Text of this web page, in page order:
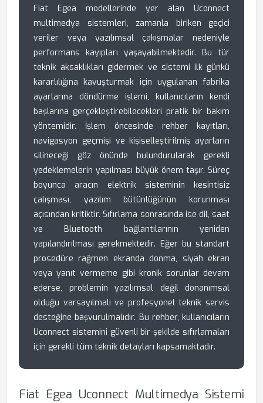
Fiat Egea modellerinde yer alan Uconnect
multimedya sistemleri, zamanla biriken geçici
veriler veya yazılımsal çakışmalar nedeniyle
performans kayıpları yaşayabilmektedir. Bu tür
teknik aksaklıkları gidermek ve sistemi ilk günkü
kararlılığına kavuşturmak için uygulanan fabrika
ayarlarına döndürme işlemi, kullanıcıların kendi
başlarına gerçekleştirebilecekleri pratik bir bakım
yöntemidir. İşlem öncesinde rehber kayıtları,
navigasyon geçmişi ve kişiselleştirilmiş ayarların
silineceği göz önünde bulundurularak gerekli
yedeklemelerin yapılması büyük önem taşır. Süreç
boyunca aracın elektrik sisteminin kesintisiz
çalışması, yazılım bütünlüğünün korunması
açısından kritiktir. Sıfırlama sonrasında ise dil, saat
ve Bluetooth bağlantılarının yeniden
yapılandırılması gerekmektedir. Eğer bu standart
prosedüre rağmen ekranda donma, siyah ekran
veya yanıt vermeme gibi kronik sorunlar devam
ederse, problemin yazılımsal değil donanımsal
olduğu varsayılmalı ve profesyonel teknik servis
desteğine başvurulmalıdır. Bu rehber, kullanıcıların
Uconnect sistemini güvenli bir şekilde sıfırlamaları
için gerekli tüm teknik detayları kapsamaktadır.
Fiat Egea Uconnect Multimedya Sistemi